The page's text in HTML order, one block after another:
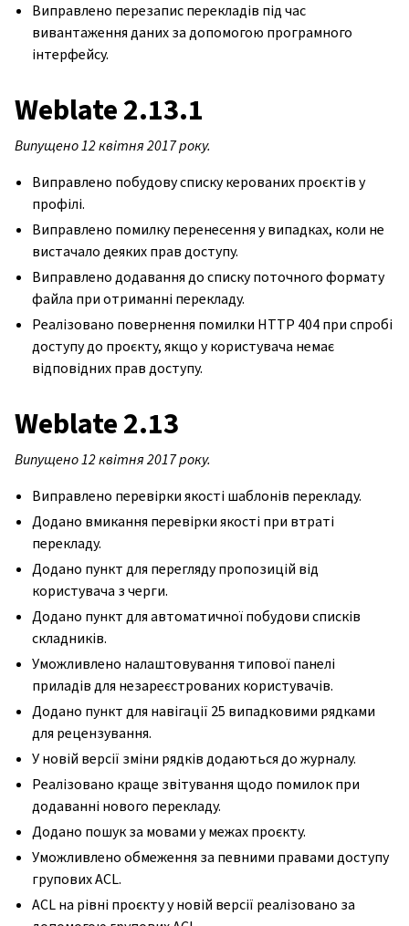
Виправлено перезапис перекладів під час
вивантаження даних за допомогою програмного
інтерфейсу.
Weblate 2.13.1
Випущено 12 квітня 2017 року.
Виправлено побудову списку керованих проєктів у
профілі.
Виправлено помилку перенесення у випадках, коли не
вистачало деяких прав доступу.
Виправлено додавання до списку поточного формату
файла при отриманні перекладу.
Реалізовано повернення помилки HTTP 404 при спробі
доступу до проєкту, якщо у користувача немає
відповідних прав доступу.
Weblate 2.13
Випущено 12 квітня 2017 року.
Виправлено перевірки якості шаблонів перекладу.
Додано вмикання перевірки якості при втраті
перекладу.
Додано пункт для перегляду пропозицій від
користувача з черги.
Додано пункт для автоматичної побудови списків
складників.
Уможливлено налаштовування типової панелі
приладів для незареєстрованих користувачів.
Додано пункт для навігації 25 випадковими рядками
для рецензування.
У новій версії зміни рядків додаються до журналу.
Реалізовано краще звітування щодо помилок при
додаванні нового перекладу.
Додано пошук за мовами у межах проєкту.
Уможливлено обмеження за певними правами доступу
групових ACL.
ACL на рівні проєкту у новій версії реалізовано за